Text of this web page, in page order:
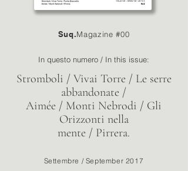
Suq.Magazine #00
In questo numero / In this issue:
Stromboli / Vivai Torre / Le serre
abbandonate /
Aimée / Monti Nebrodi / Gli
Orizzonti nella
mente / Pirrera.
Settembre / September 2017